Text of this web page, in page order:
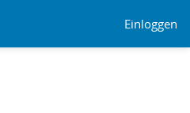
Einloggen